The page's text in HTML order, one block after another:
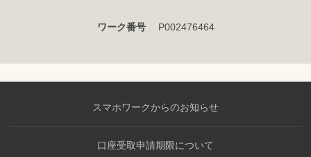
ワーク番号 P002476464
スマホワークからのお知らせ
口座受取申請期限について